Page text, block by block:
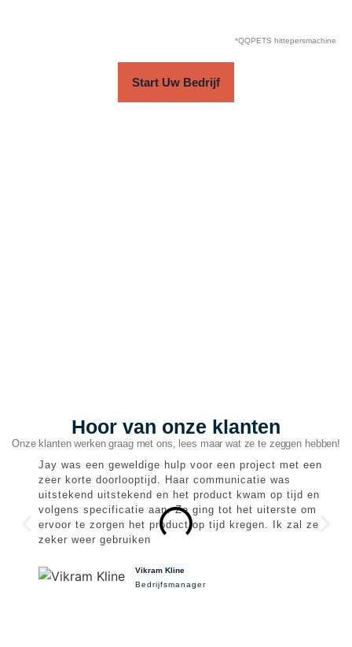
*QQPETS hittepersmachine
Start Uw Bedrijf
Hoor van onze klanten
Onze klanten werken graag met ons, lees maar wat ze te zeggen hebben!
Jay was een geweldige hulp voor een project met een
zeer korte doorlooptijd. Haar communicatie was
uitstekend uitstekend en het product kwam op tijd en
volgens specificatie aan. Ze ging tot het uiterste om
ervoor te zorgen het product op tijd kregen. Ik zal ze
zeker weer gebruiken
Vikram Kline
Bedrijfsmanager